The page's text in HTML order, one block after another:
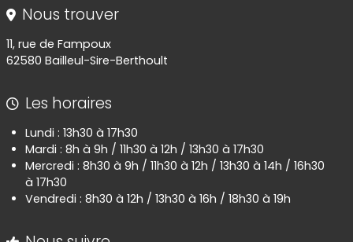
Nous trouver
11, rue de Fampoux
62580 Bailleul-Sire-Berthoult
Les horaires
Lundi : 13h30 à 17h30
Mardi : 8h à 9h / 11h30 à 12h / 13h30 à 17h30
Mercredi : 8h30 à 9h / 11h30 à 12h / 13h30 à 14h / 16h30
à 17h30
Vendredi : 8h30 à 12h / 13h30 à 16h / 18h30 à 19h